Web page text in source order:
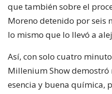
que también sobre el
Moreno detenido por seis
lo mismo que lo llevó a
Así, con solo cuatro
Millenium Show
esencia y buena química,